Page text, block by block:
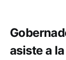
asiste a